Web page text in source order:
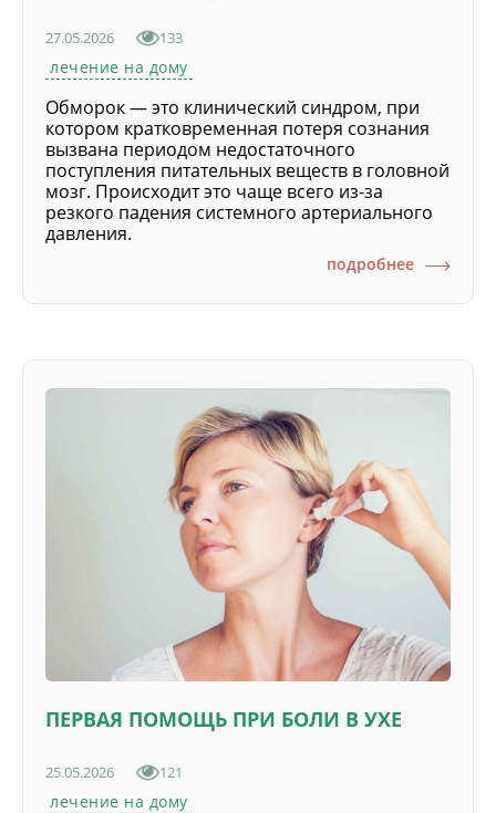
27.05.2026 133
лечение на дому
Обморок — это клинический синдром, при
котором кратковременная потеря сознания
вызвана периодом недостаточного
поступления питательных веществ в головной
мозг. Происходит это чаще всего из-за
резкого падения системного артериального
давления.
подробнее
ПЕРВАЯ ПОМОЩЬ ПРИ БОЛИ В УХЕ
25.05.2026 121
лечение на дому